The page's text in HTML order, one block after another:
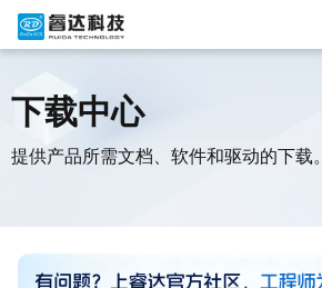
下载中心
提供产品所需文档、软件和驱动的下载。